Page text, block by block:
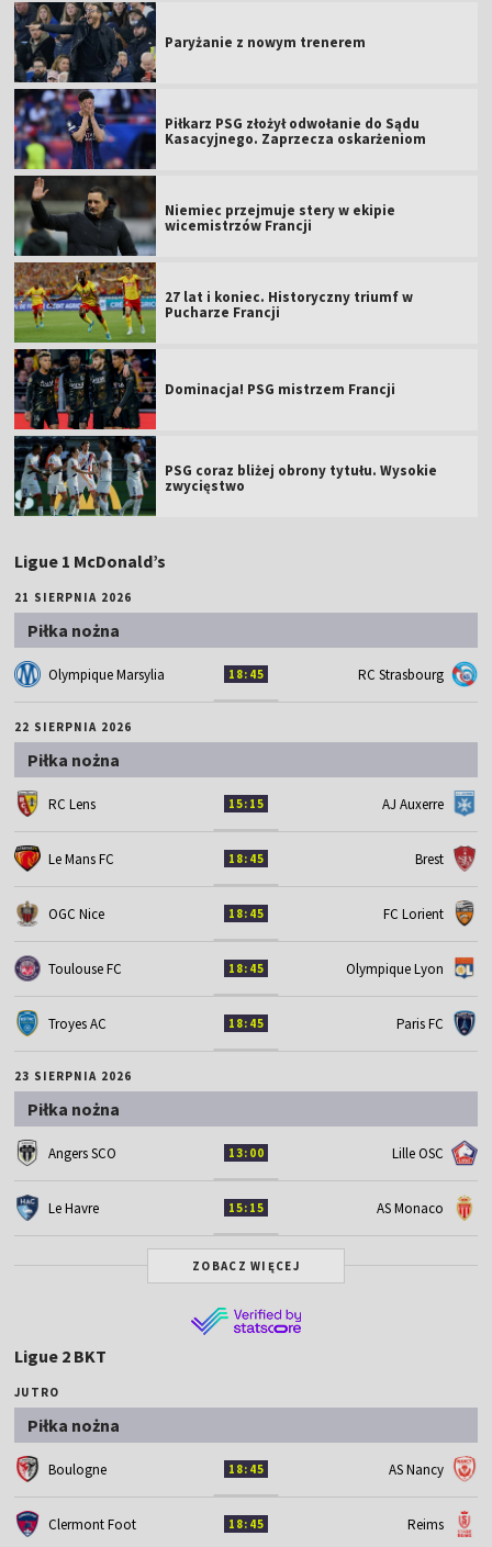
Paryżanie z nowym trenerem
Piłkarz PSG złożył odwołanie do Sądu
Kasacyjnego. Zaprzecza oskarżeniom
Niemiec przejmuje stery w ekipie
wicemistrzów Francji
27 lat i koniec. Historyczny triumf w
Pucharze Francji
Dominacja! PSG mistrzem Francji
PSG coraz bliżej obrony tytułu. Wysokie
zwycięstwo
Ligue 1 McDonald’s
21 SIERPNIA 2026
Piłka nożna
Olympique Marsylia 18:45 RC Strasbourg
22 SIERPNIA 2026
Piłka nożna
RC Lens 15:15 AJ Auxerre
Le Mans FC 18:45 Brest
OGC Nice 18:45 FC Lorient
Toulouse FC 18:45 Olympique Lyon
Troyes AC 18:45 Paris FC
23 SIERPNIA 2026
Piłka nożna
Angers SCO 13:00 Lille OSC
Le Havre 15:15 AS Monaco
ZOBACZ WIĘCEJ
Ligue 2 BKT
JUTRO
Piłka nożna
Boulogne 18:45 AS Nancy
Clermont Foot 18:45 Reims